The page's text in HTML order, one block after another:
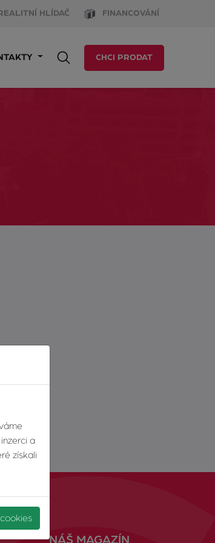
REALITNÍ HLÍDAČ FINANCOVÁNÍ
CHCI PRODAT
NÁŠ MAGAZÍN
a
získali